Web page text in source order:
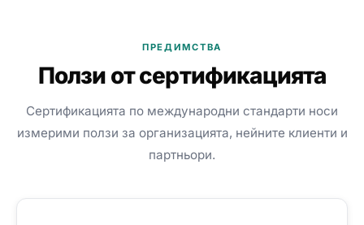
ПРЕДИМСТВА
Ползи от сертификацията
Сертификацията по международни стандарти носи
измерими ползи за организацията, нейните клиенти и
партньори.